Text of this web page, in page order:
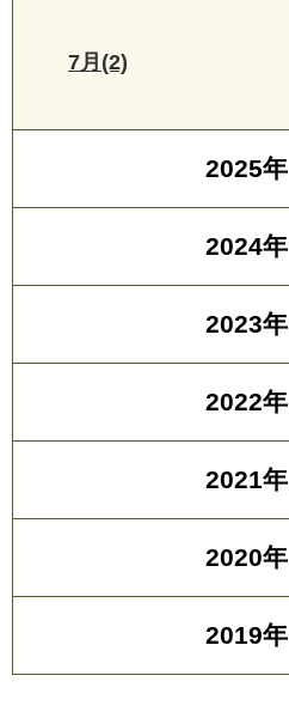
7月(2)
2025年
2024年
2023年
2022年
2021年
2020年
2019年